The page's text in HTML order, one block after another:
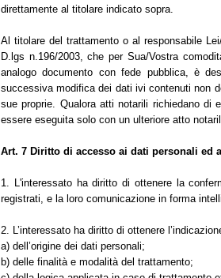
direttamente al titolare indicato sopra.
Al titolare del trattamento o al responsabile
D.lgs n.196/2003, che per Sua/Vostra
analogo documento con fede pubblica, è
successiva modifica dei dati ivi contenuti non
sue proprie. Qualora atti notarili richiedano di
essere eseguita solo con un ulteriore atto
Art. 7 Diritto di accesso ai dati personali ed
1. L'interessato ha diritto di ottenere la
registrati, e la loro comunicazione in forma
2. L’interessato ha diritto di ottenere
a) dell’origine dei dati personali;
b) delle finalità e modalità del trattamento;